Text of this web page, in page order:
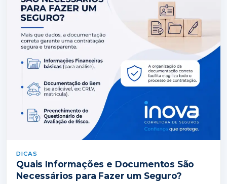
DICAS
Quais Informações e Documentos São
Necessários para Fazer um Seguro?